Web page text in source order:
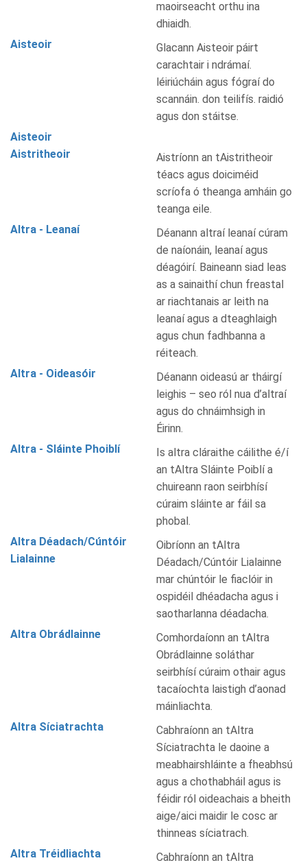
maoirseacht orthu ina
dhiaidh.
Aisteoir
Glacann Aisteoir páirt
carachtair i ndrámaí.
léiriúcháin agus fógraí do
scannáin. don teilifís. raidió
agus don stáitse.
Aisteoir
Aistritheoir
Aistríonn an tAistritheoir
téacs agus doiciméid
scríofa ó theanga amháin go
teanga eile.
Altra - Leanaí
Déanann altraí leanaí cúram
de naíonáin, leanaí agus
déagóirí. Baineann siad leas
as a sainaithí chun freastal
ar riachtanais ar leith na
leanaí agus a dteaghlaigh
agus chun fadhbanna a
réiteach.
Altra - Oideasóir
Déanann oideasú ar tháirgí
leighis – seo ról nua d’altraí
agus do chnáimhsigh in
Éirinn.
Altra - Sláinte Phoiblí
Is altra cláraithe cáilithe é/í
an tAltra Sláinte Poiblí a
chuireann raon seirbhísí
cúraim sláinte ar fáil sa
phobal.
Altra Déadach/Cúntóir
Lialainne
Oibríonn an tAltra
Déadach/Cúntóir Lialainne
mar chúntóir le fiaclóir in
ospidéil dhéadacha agus i
saotharlanna déadacha.
Altra Obrádlainne
Comhordaíonn an tAltra
Obrádlainne soláthar
seirbhísí cúraim othair agus
tacaíochta laistigh d’aonad
máinliachta.
Altra Síciatrachta
Cabhraíonn an tAltra
Síciatrachta le daoine a
meabhairshláinte a fheabhsú
agus a chothabháil agus is
féidir ról oideachais a bheith
aige/aici maidir le cosc ar
thinneas síciatrach.
Altra Tréidliachta
Cabhraíonn an tAltra